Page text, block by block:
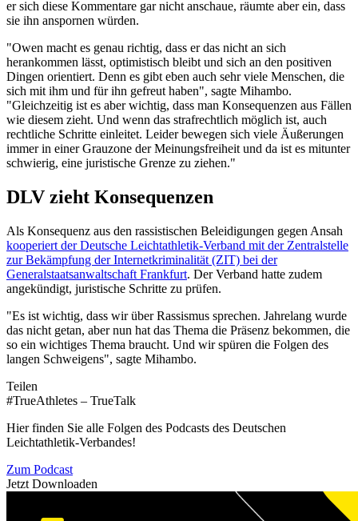
er sich diese Kommentare gar nicht anschaue, räumte aber ein, dass
sie ihn anspornen würden.
"Owen macht es genau richtig, dass er das nicht an sich
herankommen lässt, optimistisch bleibt und sich an den positiven
Dingen orientiert. Denn es gibt eben auch sehr viele Menschen, die
sich mit ihm und für ihn gefreut haben", sagte Mihambo.
"Gleichzeitig ist es aber wichtig, dass man Konsequenzen aus Fällen
wie diesem zieht. Und wenn das strafrechtlich möglich ist, auch
rechtliche Schritte einleitet. Leider bewegen sich viele Äußerungen
immer in einer Grauzone der Meinungsfreiheit und da ist es mitunter
schwierig, eine juristische Grenze zu ziehen."
DLV zieht Konsequenzen
Als Konsequenz aus den rassistischen Beleidigungen gegen Ansah
kooperiert der Deutsche Leichtathletik-Verband mit der Zentralstelle
zur Bekämpfung der Internetkriminalität (ZIT) bei der
Generalstaatsanwaltschaft Frankfurt. Der Verband hatte zudem
angekündigt, juristische Schritte zu prüfen.
"Es ist wichtig, dass wir über Rassismus sprechen. Jahrelang wurde
das nicht getan, aber nun hat das Thema die Präsenz bekommen, die
so ein wichtiges Thema braucht. Und wir spüren die Folgen des
langen Schweigens", sagte Mihambo.
Teilen
#TrueAthletes – TrueTalk
Hier finden Sie alle Folgen des Podcasts des Deutschen
Leichtathletik-Verbandes!
Zum Podcast
Jetzt Downloaden